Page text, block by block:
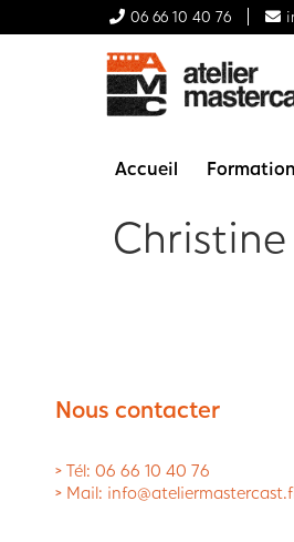
06 66 10 40 76
Accueil
Nous contacter
> Tél: 06 66 10 40 76
> Mail: